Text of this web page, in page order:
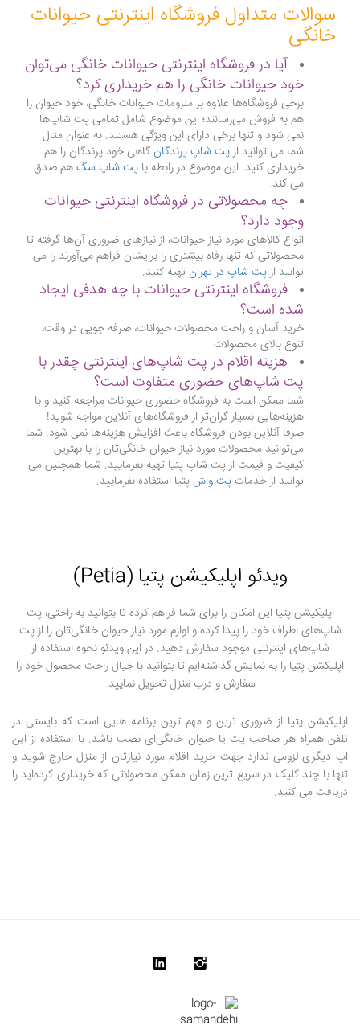
سوالات متداول فروشگاه اینترنتی حیوانات
خانگی
آیا در فروشگاه اینترنتی حیوانات خانگی می‌توان
خود حیوانات خانگی را هم خریداری کرد؟
برخی فروشگاه‌ها علاوه بر ملزومات حیوانات خانگی، خود حیوان را
هم به فروش می‌رسانند؛ این موضوع شامل تمامی پت شاپ‌ها
نمی شود و تنها برخی دارای این ویژگی هستند. به عنوان مثال
شما می توانید ازپت شاپ پرندگانگاهی خود پرندگان را هم
خریداری کنید. این موضوع در رابطه با پت شاپ سگهم صدق
می کند.
چه محصولاتی در فروشگاه اینترنتی حیوانات
وجود دارد؟
انواع کالاهای مورد نیاز حیوانات، از نیازهای ضروری آن‌ها گرفته تا
محصولاتی که تنها رفاه بیشتری را برایشان فراهم می‌آورند را می
توانید ازپت شاپ در تهرانتهیه کنید.
فروشگاه اینترنتی حیوانات با چه هدفی ایجاد
شده است؟
خرید آسان و راحت محصولات حیوانات، صرفه جویی در وقت،
تنوع بالای محصولات
هزینه اقلام در پت شاپ‌های اینترنتی چقدر با
پت شاپ‌های حضوری متفاوت است؟
شما ممکن است به فروشگاه حضوری حیوانات مراجعه کنید و با
هزینه‌هایی بسیار گران‌تر از فروشگاه‌های آنلاین مواجه شوید!
صرفا آنلاین بودن فروشگاه باعث افزایش هزینه‌ها نمی شود. شما
می‌توانید محصولات مورد نیاز حیوان خانگی‌تان را با بهترین
کیفیت و قیمت از پت شاپ پتیا تهیه بفرمایید. شما همچنین می
توانید از خدماتپت واشپتیا استفاده بفرمایید.
ویدئو اپلیکیشن پتیا (Petia)
اپلیکیشن پتیا این امکان را برای شما فراهم کرده تا بتوانید به راحتی، پت
شاپ‌های اطراف خود را پیدا کرده و لوازم مورد نیاز حیوان خانگی‌تان را از پت
شاپ‌های اینترنتی موجود سفارش دهید. در این ویدئو نحوه استفاده از
اپلیکشن پتیا را به نمایش گذاشته‌ایم تا بتوانید با خیال راحت محصول خود را
سفارش و درب منزل تحویل نمایید.
اپلیکیشن پتیا از ضروری ترین و مهم ترین برنامه هایی است که بایستی در
تلفن همراه هر صاحب پت یا حیوان خانگی‌ای نصب باشد. با استفاده از این
اپ دیگری لزومی ندارد جهت خرید اقلام مورد نیازتان از منزل خارج شوید و
تنها با چند کلیک در سریع ترین زمان ممکن محصولاتی که خریداری کرده‌اید را
دریافت می کنید.